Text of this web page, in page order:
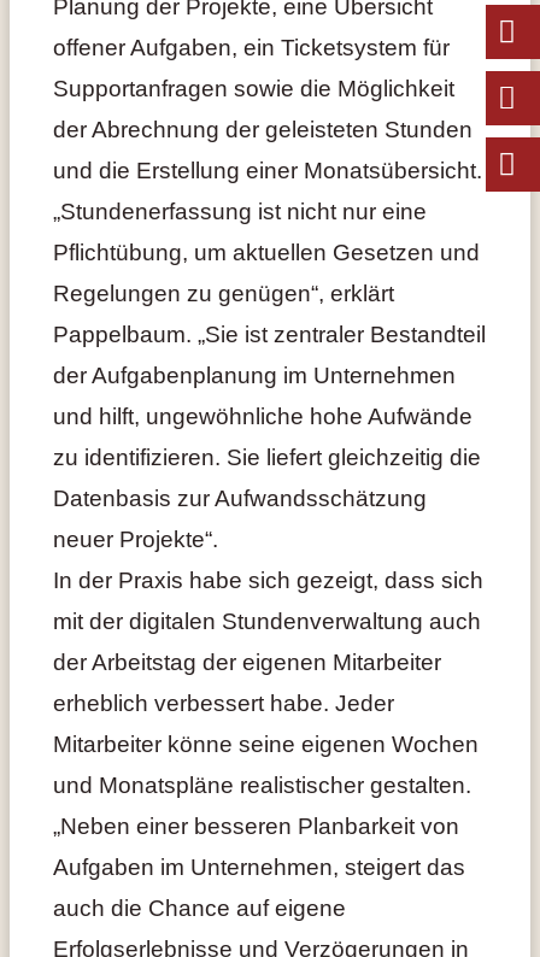
Planung der Projekte, eine Übersicht
offener Aufgaben, ein Ticketsystem für
Supportanfragen sowie die Möglichkeit
der Abrechnung der geleisteten Stunden
und die Erstellung einer Monatsübersicht.
„Stundenerfassung ist nicht nur eine
Pflichtübung, um aktuellen Gesetzen und
Regelungen zu genügen“, erklärt
Pappelbaum. „Sie ist zentraler Bestandteil
der Aufgabenplanung im Unternehmen
und hilft, ungewöhnliche hohe Aufwände
zu identifizieren. Sie liefert gleichzeitig die
Datenbasis zur Aufwandsschätzung
neuer Projekte“.
In der Praxis habe sich gezeigt, dass sich
mit der digitalen Stundenverwaltung auch
der Arbeitstag der eigenen Mitarbeiter
erheblich verbessert habe. Jeder
Mitarbeiter könne seine eigenen Wochen
und Monatspläne realistischer gestalten.
„Neben einer besseren Planbarkeit von
Aufgaben im Unternehmen, steigert das
auch die Chance auf eigene
Erfolgserlebnisse und Verzögerungen in